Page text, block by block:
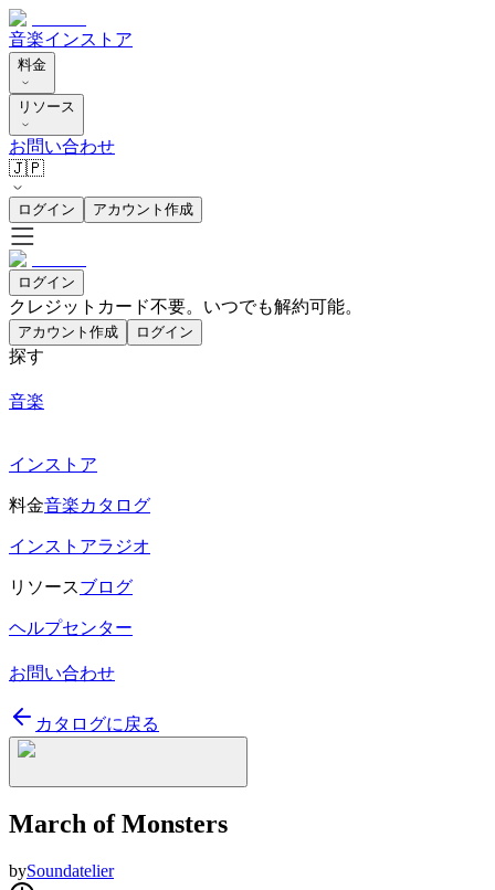
音楽インストア
料金
リソース
お問い合わせ
🇯🇵
ログイン アカウント作成
ログイン
クレジットカード不要。いつでも解約可能。
アカウント作成 ログイン
探す
音楽
インストア
料金音楽カタログ
インストアラジオ
リソースブログ
ヘルプセンター
お問い合わせ
カタログに戻る
March of Monsters
bySoundatelier